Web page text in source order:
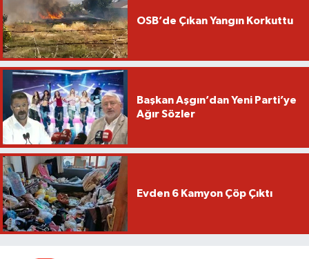
OSB’de Çıkan Yangın Korkuttu
Başkan Aşgın’dan Yeni Parti’ye
Ağır Sözler
Evden 6 Kamyon Çöp Çıktı